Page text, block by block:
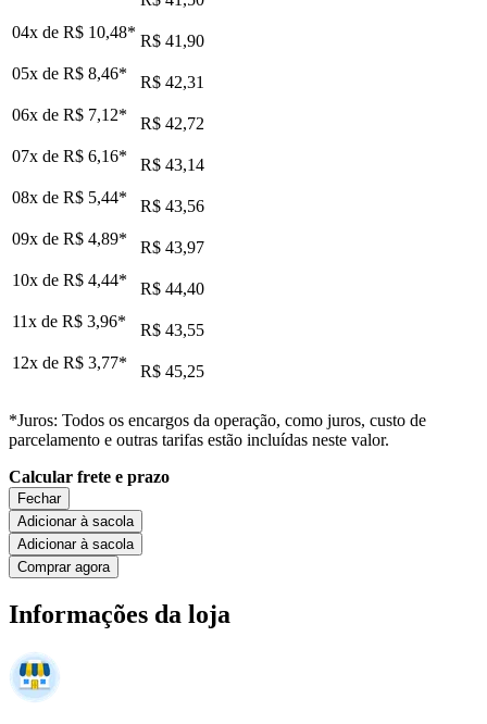
04x de R$ 10,48* R$ 41,90
05x de R$ 8,46*
R$ 42,31
06x de R$ 7,12*
R$ 42,72
07x de R$ 6,16*
R$ 43,14
08x de R$ 5,44*
R$ 43,56
09x de R$ 4,89*
R$ 43,97
10x de R$ 4,44*
R$ 44,40
11x de R$ 3,96*
R$ 43,55
12x de R$ 3,77* R$ 45,25
*Juros: Todos os encargos da operação, como juros, custo de
parcelamento e outras tarifas estão incluídas neste valor.
Calcular frete e prazo
Fechar
Adicionar à sacola
Adicionar à sacola
Comprar agora
Informações da loja